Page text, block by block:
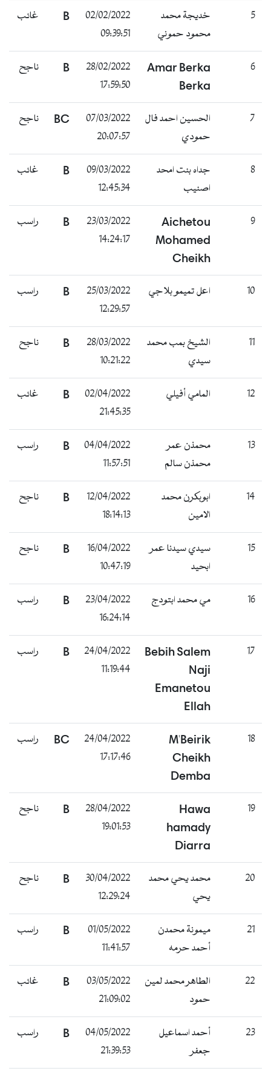
5
خديجة محمد
محمود حموني
02/02/2022
09:39:51
B غائب
6
Amar Berka
Berka
28/02/2022
17:59:50
B ناجح
7
الحسين احمد فال
حمودي
07/03/2022
20:07:57
BC ناجح
8
جداه بنت امحد
اصنيب
09/03/2022
12:45:34
B غائب
9
Aichetou
Mohamed
Cheikh
23/03/2022
14:24:17
B راسب
10 اعل تميمو بلاجي
25/03/2022
12:29:57
B راسب
11
الشيخ بمب محمد
سيدي
28/03/2022
10:21:22
B ناجح
12 المامي أفيلي
02/04/2022
21:45:35
B غائب
13
محمذن عمر
محمذن سالم
04/04/2022
11:57:51
B راسب
14
ابوبكرن محمد
الامين
12/04/2022
18:14:13
B ناجح
15
سيدي سيدنا عمر
ابحيد
16/04/2022
10:47:19
B ناجح
16 مي محمد ابتودج
23/04/2022
16:24:14
B راسب
17
Bebih Salem
Naji
Emanetou
Ellah
24/04/2022
11:19:44
B راسب
18
M'Beirik
Cheikh
Demba
24/04/2022
17:17:46
BC راسب
19
Hawa
hamady
Diarra
28/04/2022
19:01:53
B ناجح
20
محمد يحي محمد
يحي
30/04/2022
12:29:24
B ناجح
21
ميمونة محمدن
أحمد حرمه
01/05/2022
11:41:57
B راسب
22
الطاهر محمد لمين
حمود
03/05/2022
21:09:02
B غائب
23
أحمد اسماعيل
جعفر
04/05/2022
21:39:53
B راسب